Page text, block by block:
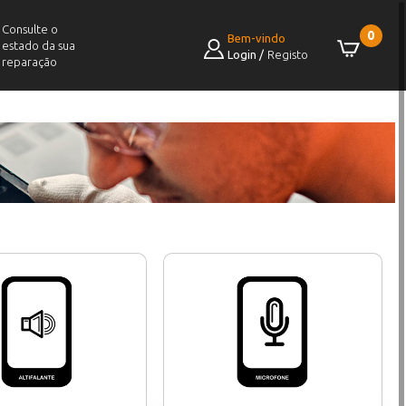
Consulte o
estado da sua
reparação
0
Bem-vindo
Login / Registo